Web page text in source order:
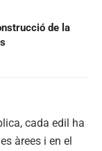
de la
cada edil ha
àrees i en el